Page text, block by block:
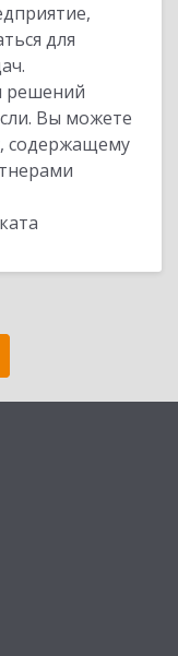
для
решений
Вы можете
содержащему